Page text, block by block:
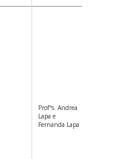
Profªs. Andrea
Lapa e
Fernanda Lapa